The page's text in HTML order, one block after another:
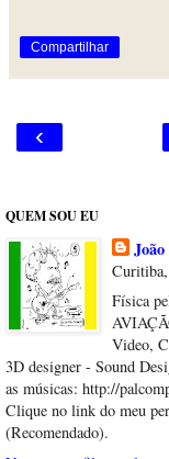
Compartilhar
‹
QUEM SOU EU
Física
Video,
3D designer - Sound
as músicas: http://
Clique no link do meu
(Recomendado).